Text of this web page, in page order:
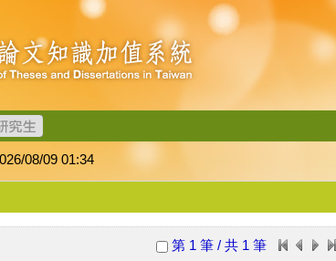
08/09 01:34
第 1 筆 / 共 1 筆